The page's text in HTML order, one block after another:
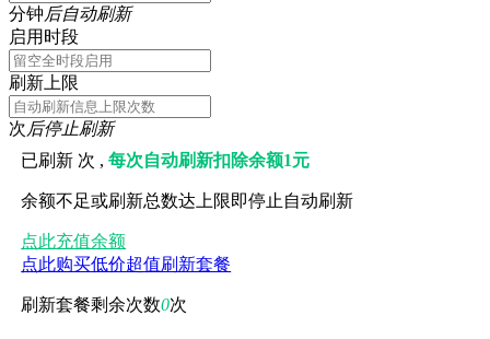
分钟后自动刷新
启用时段
刷新上限
次后停止刷新
已刷新 次 ,每次自动刷新扣除余额1元
余额不足或刷新总数达上限即停止自动刷新
点此充值余额
点此购买低价超值刷新套餐
刷新套餐剩余次数0次